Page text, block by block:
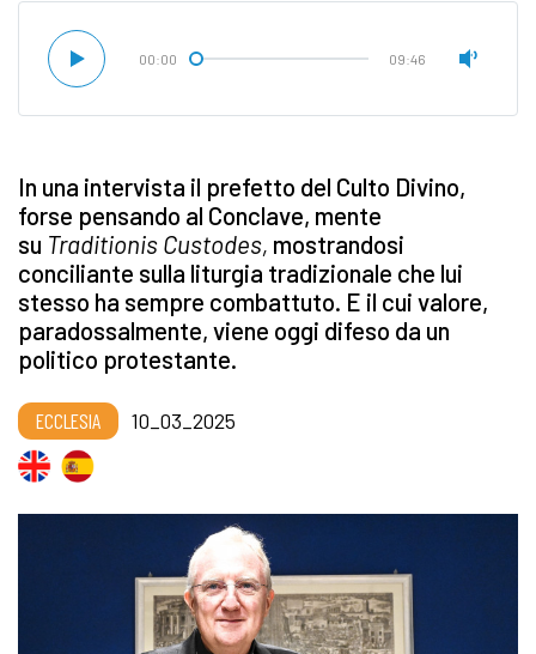
00:00 09:46
In una intervista il prefetto del Culto Divino,
forse pensando al Conclave, mente
su Traditionis Custodes, mostrandosi
conciliante sulla liturgia tradizionale che lui
stesso ha sempre combattuto. E il cui valore,
paradossalmente, viene oggi difeso da un
politico protestante.
ECCLESIA 10_03_2025